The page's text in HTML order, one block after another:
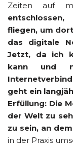
Zeiten auf
fliegen, um
das digitale
Jetzt, da ich
kann und
geht ein
Erfüllung: Die
der Welt zu
zu sein, an
in der Praxis